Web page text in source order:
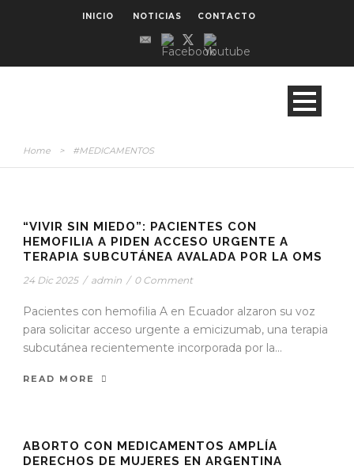
INICIO NOTICIAS CONTACTO
Home > #MEDICAMENTOS
“VIVIR SIN MIEDO”: PACIENTES CON
HEMOFILIA A PIDEN ACCESO URGENTE A
TERAPIA SUBCUTÁNEA AVALADA POR LA OMS
24 Dic 2025 / admin / 0 Comment
Pacientes con hemofilia A en Ecuador alzaron su voz
para solicitar acceso urgente a emicizumab, una terapia
subcutánea recientemente incorporada por la...
READ MORE
ABORTO CON MEDICAMENTOS AMPLÍA
DERECHOS DE MUJERES EN ARGENTINA